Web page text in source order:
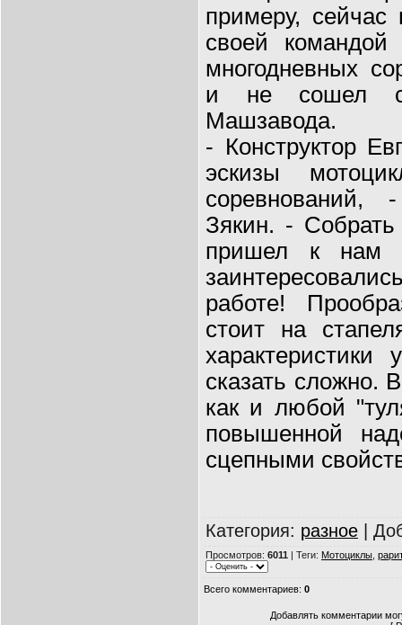
примеру,
своей командой
многодневных
и не сошел с
Машзавода.
- Конструктор
эскизы
соревнований,
Зякин. -
пришел к нам
работе!
стоит на
характеристики
сказать сложно.
как и любой
повышенной
сцепными
Категория: разное |
Просмотров: 6011 | Теги: Мотоциклы
Всего комментариев: 0
Добавлять комментарии